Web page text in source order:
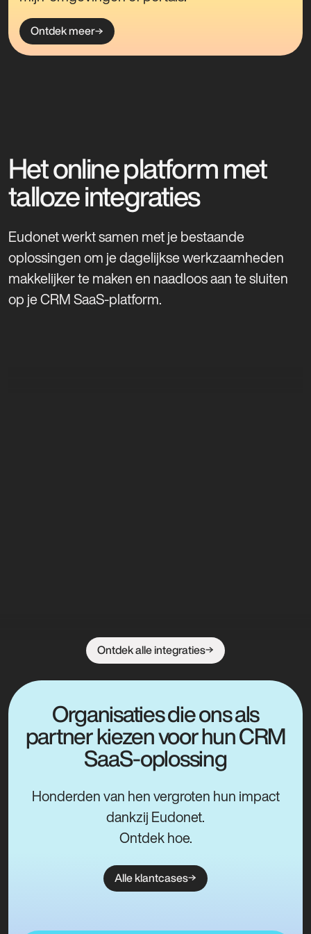
Ontdek meer
Ontdek meer
en trainingsinstituten, voor een soepele en
effectieve leerervaring.
Ontdek meer
Het online platform met
talloze integraties
Eudonet werkt samen met je bestaande
oplossingen om je dagelijkse werkzaamheden
makkelijker te maken en naadloos aan te sluiten
op je CRM SaaS-platform.
Ontdek alle integraties
Organisaties die ons als
partner kiezen voor hun CRM
SaaS-oplossing
Honderden van hen vergroten hun impact
dankzij Eudonet.
Ontdek hoe.
Alle klantcases